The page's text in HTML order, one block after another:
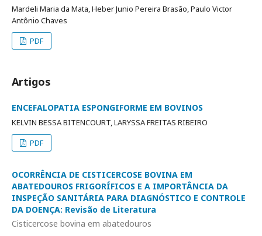
Mardeli Maria da Mata, Heber Junio Pereira Brasão, Paulo Victor
Antônio Chaves
PDF
Artigos
ENCEFALOPATIA ESPONGIFORME EM BOVINOS
KELVIN BESSA BITENCOURT, LARYSSA FREITAS RIBEIRO
PDF
OCORRÊNCIA DE CISTICERCOSE BOVINA EM
ABATEDOUROS FRIGORÍFICOS E A IMPORTÂNCIA DA
INSPEÇÃO SANITÁRIA PARA DIAGNÓSTICO E CONTROLE
DA DOENÇA: Revisão de Literatura
Cisticercose bovina em abatedouros